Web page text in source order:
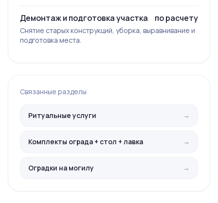
Демонтаж и подготовка участка по расчету
Снятие старых конструкций, уборка, выравнивание и
подготовка места.
Связанные разделы
Ритуальные услуги →
Комплекты ограда + стол + лавка →
Оградки на могилу →